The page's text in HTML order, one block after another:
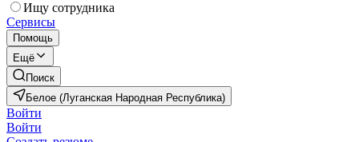
Ищу сотрудника
Сервисы
Помощь
Ещё
Поиск
Белое (Луганская Народная Республика)
Войти
Войти